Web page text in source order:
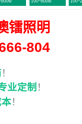
镭照明
804
！
业定制 ！
！